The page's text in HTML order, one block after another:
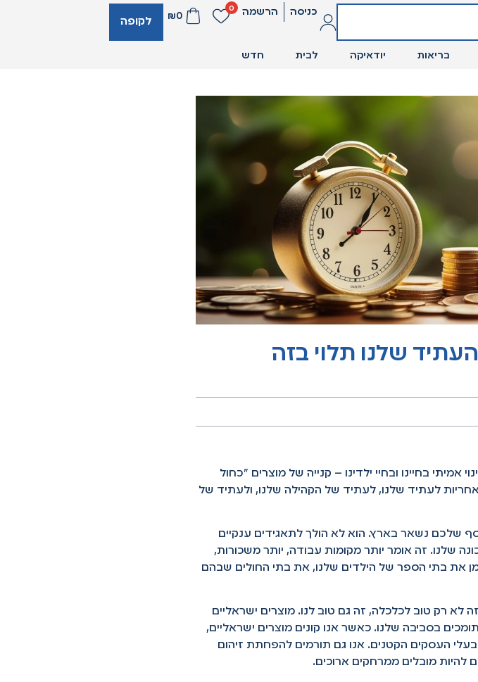
כניסה הרשמה 0
₪0 לקופה
בריאות יודאיקה לבית חדש
שלנו תלוי בזה
בחיינו ובחיי ילדינו – קנייה של מוצרים "כחול
לעתיד שלנו, לעתיד של הקהילה שלנו, ולעתיד של
שלכם נשאר בארץ. הוא לא הולך לתאגידים ענקיים
שלנו. זה אומר יותר מקומות עבודה, יותר משכורות,
את בתי הספר של הילדים שלנו, את בתי החולים שבהם
רק טוב לכלכלה, זה גם טוב לנו. מוצרים ישראליים
בסביבה שלנו. כאשר אנו קונים מוצרים ישראליים,
העסקים הקטנים. אנו גם תורמים להפחתת זיהום
להיות מובלים ממרחקים ארוכים.